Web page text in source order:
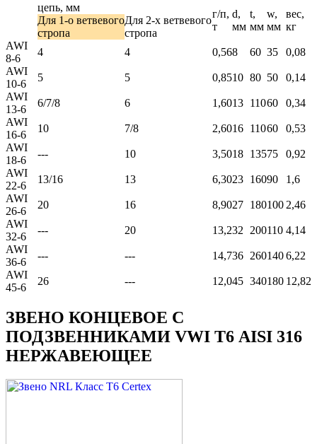
цепь, мм
г/п,
т
d,
мм
t,
мм
w,
мм
вес,
кг
Для 1-о ветвевого
стропа
Для 2-х ветвевого
стропа
AWI
8-6
4 4 0,568 60 35
0,08
AWI
10-6
5 5 0,8510 80 50
0,14
AWI
13-6
6/7/8 6 1,6013 11060
0,34
AWI
16-6
10 7/8 2,6016 11060
0,53
AWI
18-6
--- 10 3,5018 13575
0,92
AWI
22-6
13/16 13 6,3023 16090
1,6
AWI
26-6
20 16 8,9027 180100 2,46
AWI
32-6
--- 20 13,232 200110 4,14
AWI
36-6
--- --- 14,736 2601406,22
AWI
45-6
26 --- 12,045 340180 12,82
ЗВЕНО КОНЦЕВОЕ С
ПОДЗВЕННИКАМИ VWI Т6 AISI 316
НЕРЖАВЕЮЩЕЕ